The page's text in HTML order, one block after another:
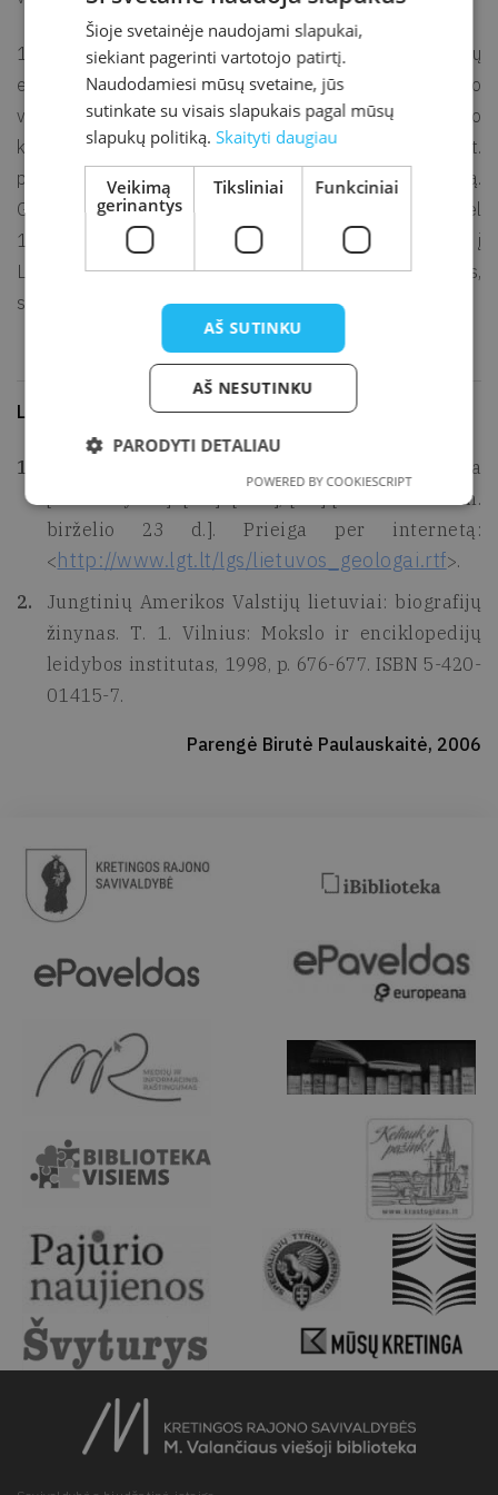
1965 m. dalyvavo Niujorke organizuotoje masinėje lietuvių
eisenoje į Jungtines Tautas, reikalaujant Pabaltijo
valstybėms laisvės, 1966 m. – Pasaulio lietuvių jaunimo
kongrese Čikagoje, taip pat – įteikiant peticiją su 150 tūkst.
parašų prieš sovietinę Pabaltijo valstybių okupaciją.
Gyvendamas Čikagoje, viešai šmeižė sovietinę tikrovę, todėl
1962 m. lapkričio 22 d. buvo nuteistas už akių. Grįžęs į
Lietuvą, gyveno Vilniuje, lankė teatrus, koncertų sales,
susitikinėjo su kurso draugais [1].
Literatūra ir šaltiniai
Lietuvos geologai. Iš Lietuvos geologų sąjunga
[interaktyvus]. [b.v.]: [b.m.], [b.l.] [žiūrėta 2006 m.
birželio 23 d.]. Prieiga per internetą:
<http://www.lgt.lt/lgs/lietuvos_geologai.rtf>.
Jungtinių Amerikos Valstijų lietuviai: biografijų
žinynas. T. 1. Vilnius: Mokslo ir enciklopedijų
leidybos institutas, 1998, p. 676-677. ISBN 5-420-
01415-7.
Parengė Birutė Paulauskaitė, 2006
Šioje svetainėje naudojami slapukai,
siekiant pagerinti vartotojo patirtį.
Naudodamiesi mūsų svetaine, jūs
sutinkate su visais slapukais pagal mūsų
slapukų politiką.Skaityti daugiau
Veikimą
gerinantys
Tiksliniai Funkciniai
AŠ SUTINKU
AŠ NESUTINKU
PARODYTI DETALIAU
POWERED BY COOKIESCRIPT